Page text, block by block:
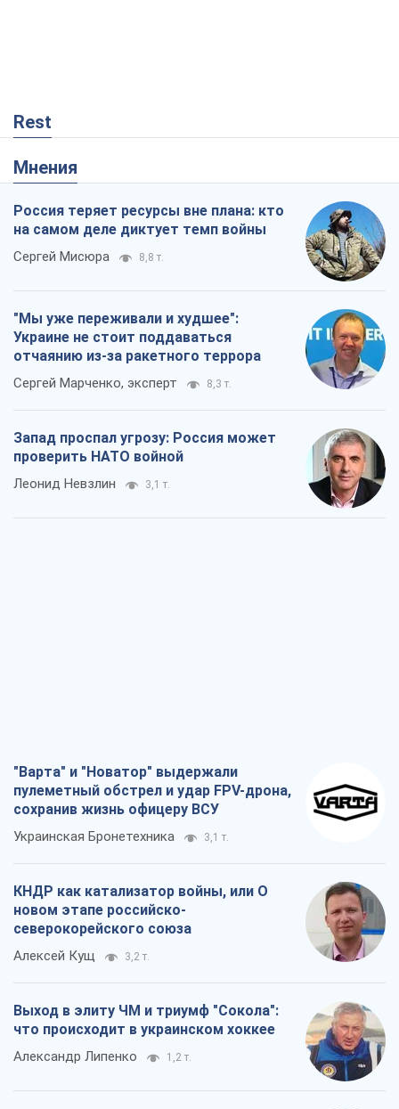
Rest
Мнения
Россия теряет ресурсы вне плана: кто
на самом деле диктует темп войны
Сергей Мисюра 8,8 т.
"Мы уже переживали и худшее":
Украине не стоит поддаваться
отчаянию из-за ракетного террора
Сергей Марченко, эксперт 8,3 т.
Запад проспал угрозу: Россия может
проверить НАТО войной
Леонид Невзлин 3,1 т.
"Варта" и "Новатор" выдержали
пулеметный обстрел и удар FPV-дрона,
сохранив жизнь офицеру ВСУ
Украинская Бронетехника 3,1 т.
КНДР как катализатор войны, или О
новом этапе российско-
северокорейского союза
Алексей Кущ 3,2 т.
Выход в элиту ЧМ и триумф "Сокола":
что происходит в украинском хоккее
Александр Липенко 1,2 т.